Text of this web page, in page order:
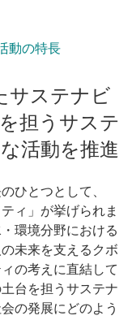
動の特長
サステナビ
担うサステ
活動を推進
ひとつとして、
ィ」が挙げられま
環境分野における
未来を支えるクボ
の考えに直結して
台を担うサステナ
の発展にどのよう